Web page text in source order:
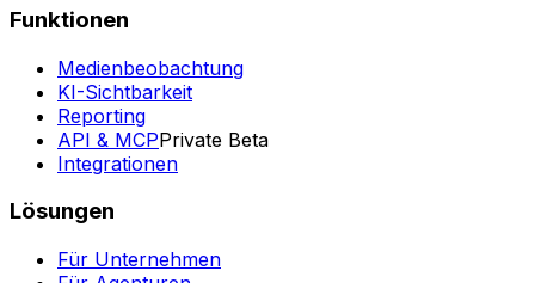
Funktionen
Medienbeobachtung
KI-Sichtbarkeit
Reporting
API & MCPPrivate Beta
Integrationen
Lösungen
Für Unternehmen